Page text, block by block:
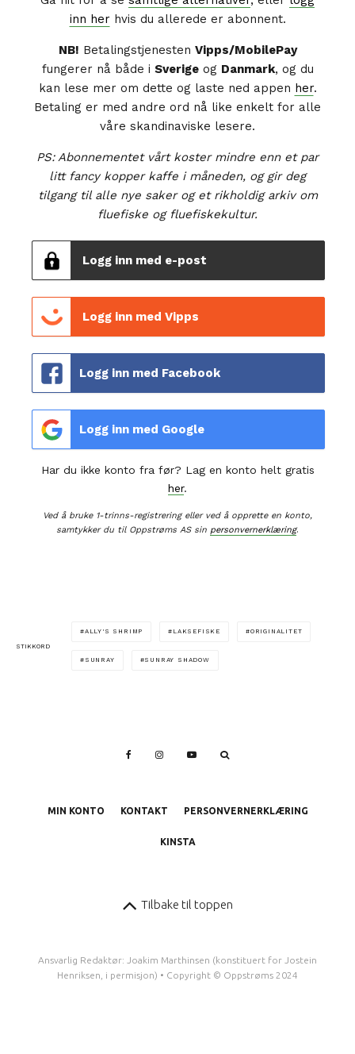
inn herhvis du allerede er abonnent.
NB! Betalingstjenesten Vipps/MobilePay
fungerer nå både i Sverigeog Danmark, og du
kan lese mer om dette og laste ned appen her.
Betaling er med andre ord nå like enkelt for alle
våre skandinaviske lesere.
PS: Abonnementet vårt koster mindre enn et par
litt fancy kopper kaffe i måneden, og gir deg
tilgang til alle nye saker og et rikholdig arkiv om
fluefiske og fluefiskekultur.
Logg inn med e-post
Logg inn med Vipps
Logg inn med Facebook
Logg inn med Google
Har du ikke konto fra før? Lag en konto helt gratis
her.
Ved å bruke 1-trinns-registrering eller ved å opprette en konto,
samtykker du til Oppstrøms AS sin personvernerklæring.
STIKKORD
ALLY'S SHRIMP LAKSEFISKE ORIGINALITET
SUNRAY SUNRAY SHADOW
MIN KONTO KONTAKT PERSONVERNERKLÆRING
KINSTA
Tilbake til toppen
Ansvarlig Redaktør: Joakim Marthinsen (konstituert for Jostein
Henriksen, i permisjon) • Copyright © Oppstrøms 2024